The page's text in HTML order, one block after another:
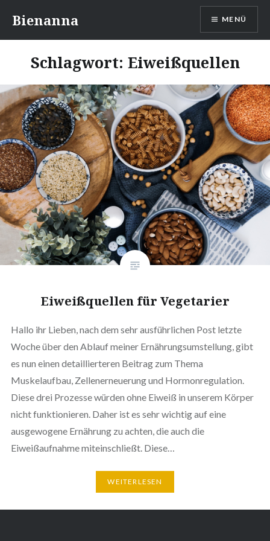
zum
Inhalt
Bienanna MENÜ
Schlagwort: Eiweißquellen
Eiweißquellen für Vegetarier
Hallo ihr Lieben, nach dem sehr ausführlichen Post letzte
Woche über den Ablauf meiner Ernährungsumstellung, gibt
es nun einen detaillierteren Beitrag zum Thema
Muskelaufbau, Zellenerneuerung und Hormonregulation.
Diese drei Prozesse würden ohne Eiweiß in unserem Körper
nicht funktionieren. Daher ist es sehr wichtig auf eine
ausgewogene Ernährung zu achten, die auch die
Eiweißaufnahme miteinschließt. Diese…
WEITERLESEN